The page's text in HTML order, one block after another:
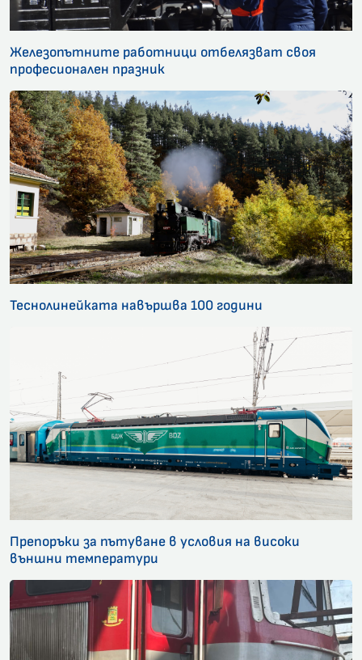
Железопътните работници отбелязват своя
професионален празник
Теснолинейката навършва 100 години
Препоръки за пътуване в условия на високи
външни температури